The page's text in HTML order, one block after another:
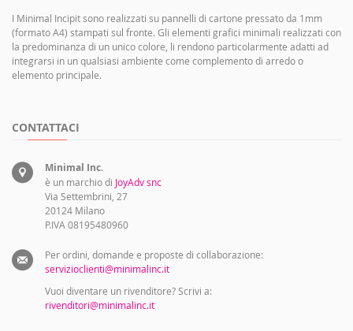
I Minimal Incipit sono realizzati su pannelli di cartone pressato da 1mm
(formato A4) stampati sul fronte. Gli elementi grafici minimali realizzati con
la predominanza di un unico colore, li rendono particolarmente adatti ad
integrarsi in un qualsiasi ambiente come complemento di arredo o
elemento principale.
CONTATTACI
Minimal Inc.
è un marchio di JoyAdv snc
Via Settembrini, 27
20124 Milano
P.IVA 08195480960
Per ordini, domande e proposte di collaborazione:
servizioclienti@minimalinc.it
Vuoi diventare un rivenditore? Scrivi a:
rivenditori@minimalinc.it